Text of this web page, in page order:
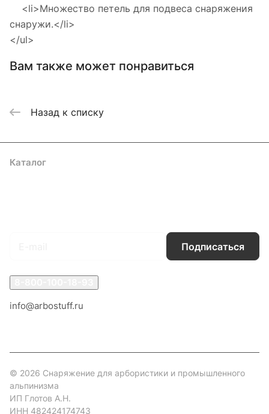
<li>Множество петель для подвеса снаряжения
снаружи.</li>
</ul>
Вам также может понравиться
Назад к списку
Каталог
Подписаться
info@arbostuff.ru
© 2026 Снаряжение для арбористики и промышленного
альпинизма
ИП Глотов А.Н.
ИНН 482424174743